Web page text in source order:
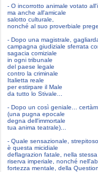
- O incorrotto animale votato
ma anche all'amicale
salotto culturale,
nonché al suo proverbiale
- Dopo una magistrale,
campagna giudiziale sferrata
sagacia comiziale
in ogni tribunale
del paese legale
contro la criminale
Italietta reale
per estirpare il Male
da tutto lo Stivale...
- Dopo un così geniale...
(una pugna epocale
degna dell'immortale
tua anima teatrale)...
- Quale sensazionale,
è questa micidiale
deflagrazion fatale, nella
riserva imperiale, nonché
fortezza mentale, della